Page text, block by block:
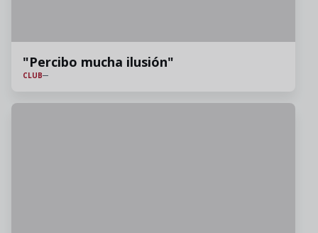
"Percibo mucha ilusión"
CLUB